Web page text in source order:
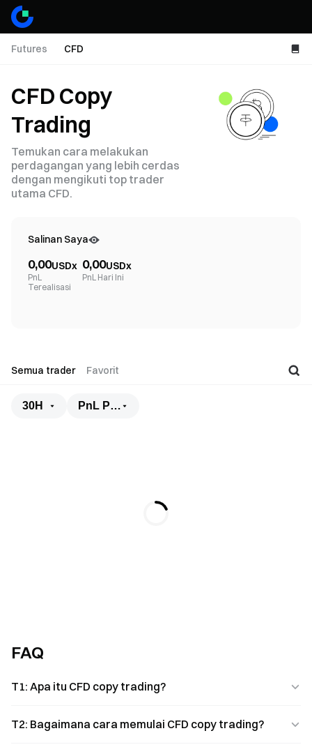
Futures CFD
CFD Copy
Trading
Temukan cara melakukan
perdagangan yang lebih cerdas
dengan mengikuti top trader
utama CFD.
Salinan Saya
0,00USDx
PnL
Terealisasi
0,00USDx
PnL Hari Ini
Semua trader Favorit
30H PnL Penyalin
FAQ
T1: Apa itu CFD copy trading?
T2: Bagaimana cara memulai CFD copy trading?